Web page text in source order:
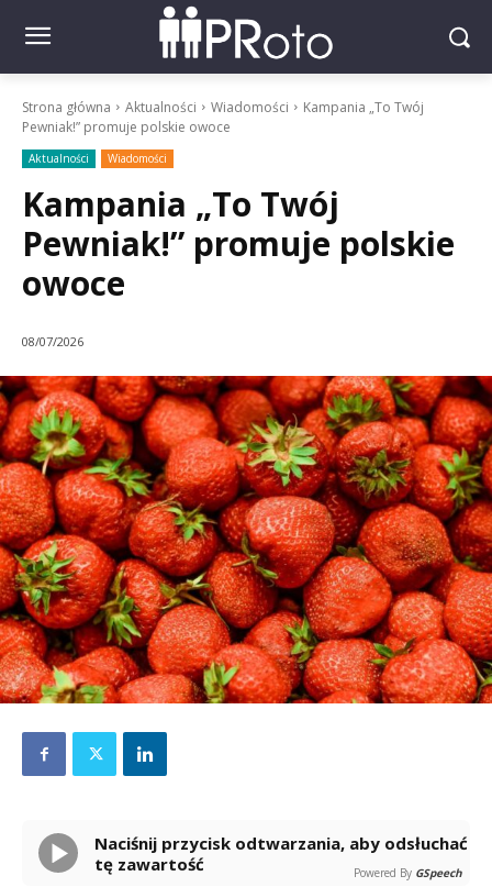
Strona główna Aktualności Wiadomości
Kampania „To Twój
Pewniak!” promuje polskie owoce
Aktualności Wiadomości
Kampania „To Twój
Pewniak!” promuje polskie
owoce
08/07/2026
Naciśnij przycisk odtwarzania, aby odsłuchać
tę zawartość
Powered By GSpeech